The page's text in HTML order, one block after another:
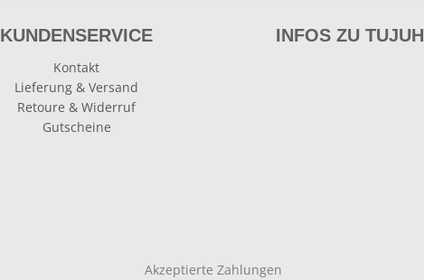
KUNDENSERVICE
Kontakt
Lieferung & Versand
Retoure & Widerruf
Gutscheine
INFOS ZU TUJUH
Akzeptierte Zahlungen